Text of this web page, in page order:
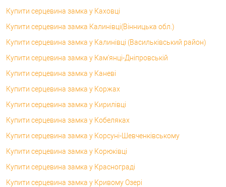
Купити серцевина замка у Каховці
Купити серцевина замка Калинівці(Вінницька обл.)
Купити серцевина замка у Калинівці (Васильківський район)
Купити серцевина замка у Кам'янці-Дніпровській
Купити серцевина замка у Каневі
Купити серцевина замка у Коржах
Купити серцевина замка у Кирилівці
Купити серцевина замка у Кобеляках
Купити серцевина замка у Корсунi-Шевченківському
Купити серцевина замка у Корюківці
Купити серцевина замка у Краснограді
Купити серцевина замка у Кривому Озері